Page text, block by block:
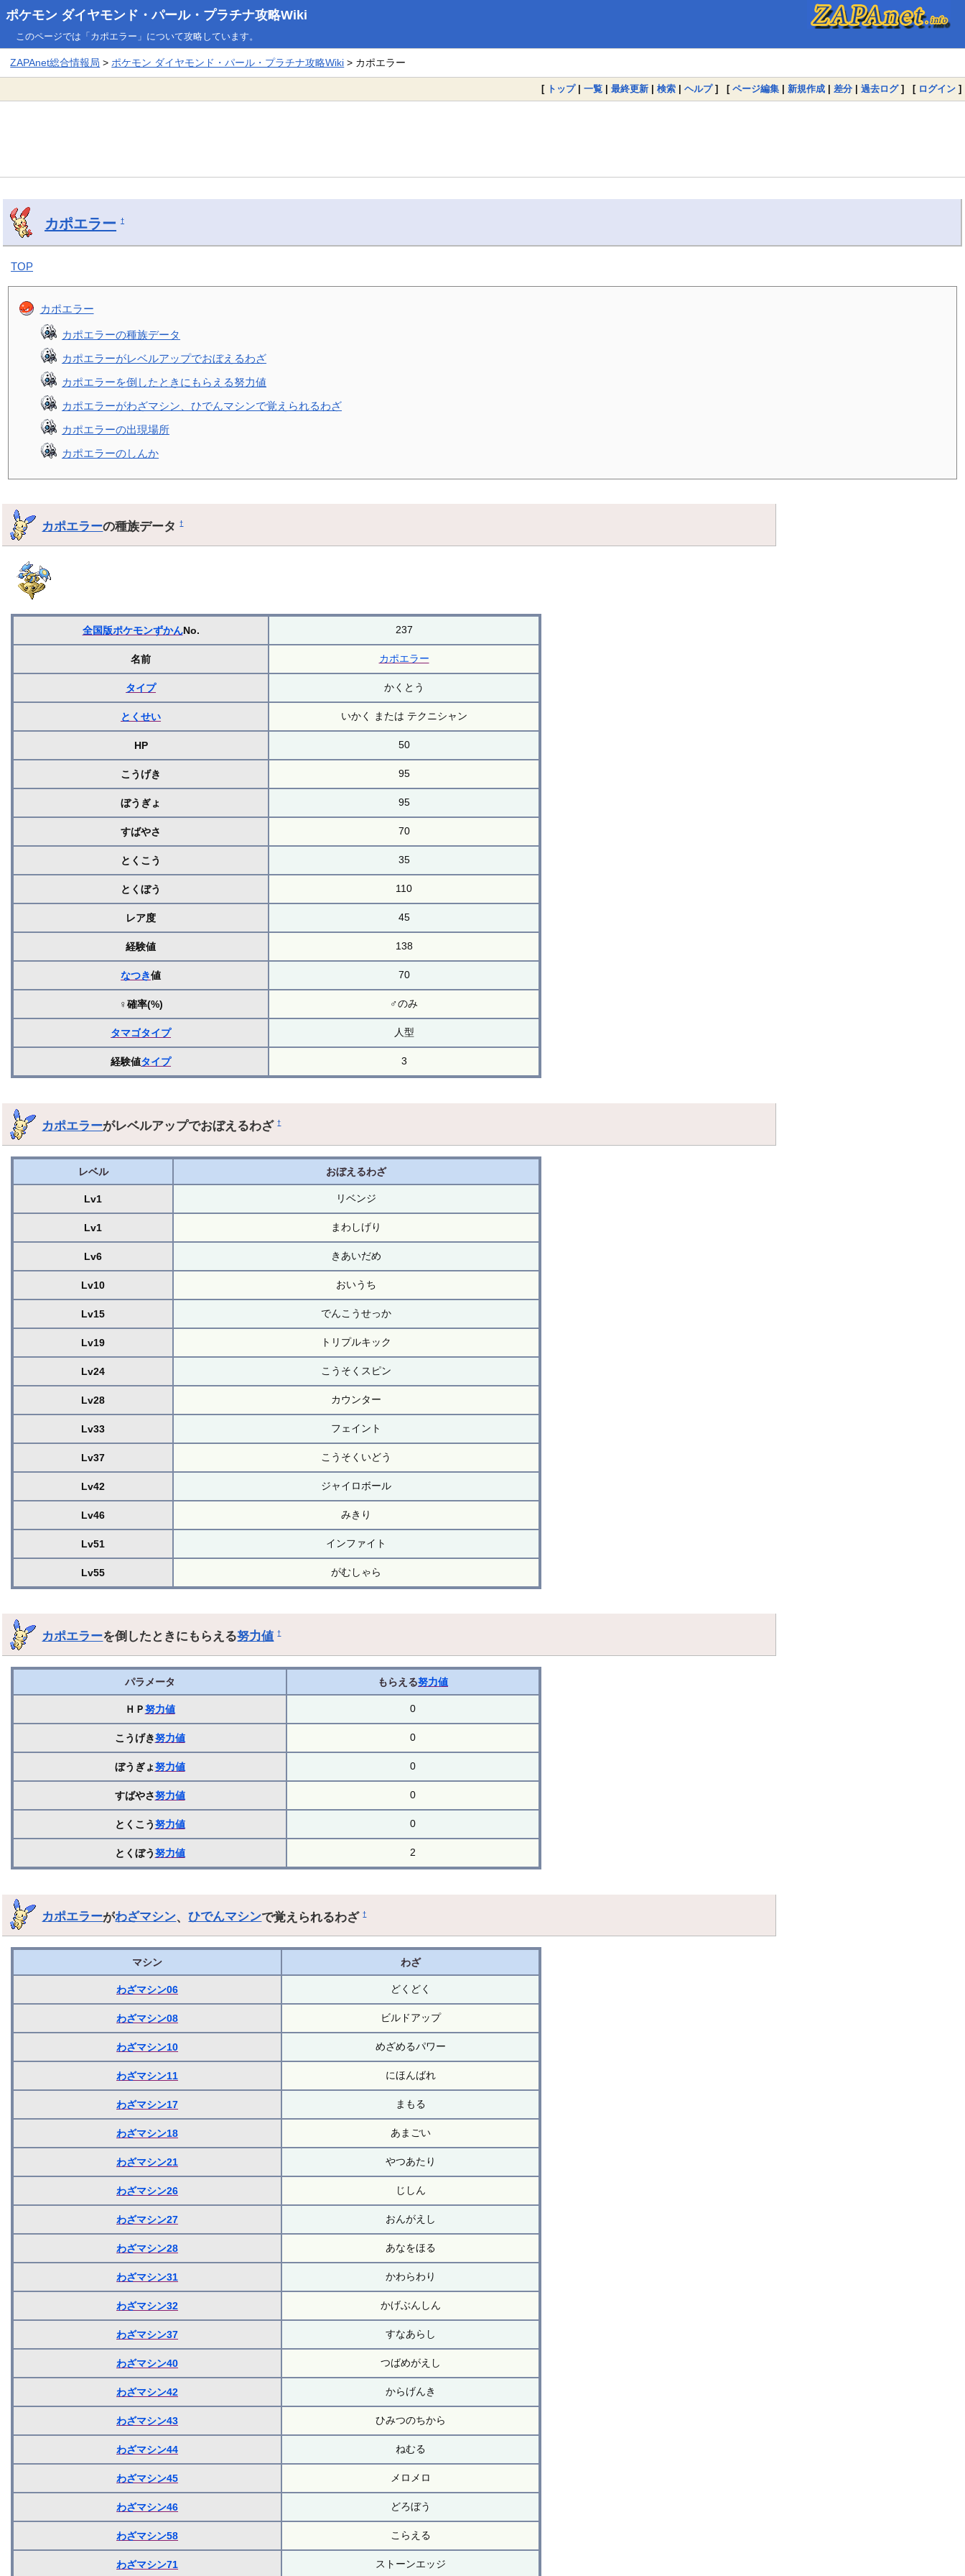
ポケモン ダイヤモンド・パール・プラチナ攻略Wiki
このページでは「カポエラー」について攻略しています。
ZAPAnet総合情報局 >ポケモン ダイヤモンド・パール・プラチナ攻略Wiki > カポエラー
[ トップ| 一覧 | 最終更新 | 検索 | ヘルプ] [ ページ編集 | 新規作成 | 差分 | 過去ログ] [ ログイン ]
カポエラー †
TOP
カポエラー
カポエラーの種族データ
カポエラーがレベルアップでおぼえるわざ
カポエラーを倒したときにもらえる努力値
カポエラーがわざマシン、ひでんマシンで覚えられるわざ
カポエラーの出現場所
カポエラーのしんか
カポエラーの種族データ†
全国版ポケモンずかんNo. 237
名前 カポエラー
タイプ かくとう
とくせい いかく または テクニシャン
HP 50
こうげき 95
ぼうぎょ 95
すばやさ 70
とくこう 35
とくぼう 110
レア度 45
経験値 138
なつき値 70
♀確率(%) ♂のみ
タマゴタイプ 人型
経験値タイプ 3
カポエラーがレベルアップでおぼえるわざ†
レベル おぼえるわざ
Lv1 リベンジ
Lv1 まわしげり
Lv6 きあいだめ
Lv10 おいうち
Lv15 でんこうせっか
Lv19 トリプルキック
Lv24 こうそくスピン
Lv28 カウンター
Lv33 フェイント
Lv37 こうそくいどう
Lv42 ジャイロボール
Lv46 みきり
Lv51 インファイト
Lv55 がむしゃら
カポエラーを倒したときにもらえる努力値 †
パラメータ もらえる努力値
ＨＰ努力値 0
こうげき努力値 0
ぼうぎょ努力値 0
すばやさ努力値 0
とくこう努力値 0
とくぼう努力値 2
カポエラーがわざマシン、ひでんマシンで覚えられるわざ†
マシン わざ
わざマシン06 どくどく
わざマシン08 ビルドアップ
わざマシン10 めざめるパワー
わざマシン11 にほんばれ
わざマシン17 まもる
わざマシン18 あまごい
わざマシン21 やつあたり
わざマシン26 じしん
わざマシン27 おんがえし
わざマシン28 あなをほる
わざマシン31 かわらわり
わざマシン32 かげぶんしん
わざマシン37 すなあらし
わざマシン40 つばめがえし
わざマシン42 からげんき
わざマシン43 ひみつのちから
わざマシン44 ねむる
わざマシン45 メロメロ
わざマシン46 どろぼう
わざマシン58 こらえる
わざマシン71 ストーンエッジ